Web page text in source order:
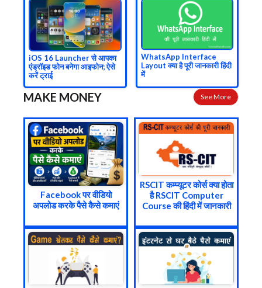
iOS 16 Launcher से आपका
एंड्रॉइड फोन बनेगा आइफोन; ऐसे
करें ट्राई
WhatsApp Interface
Layout क्या है पूरी जानकारी हिंदी
में
MAKE MONEY See More
Facebook पर वीडियो
अपलोड करके पैसे कैसे कमाएं
RSCIT कम्प्यूटर कोर्स क्या होता
है RSCIT Computer
Course की हिंदी में जानकारी